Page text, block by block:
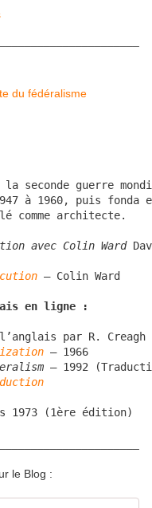
la seconde guerre
à 1960, puis
comme architecte.
avec Colin Ward
– Colin Ward
en ligne :
1973 (1ère édition)
le Blog :